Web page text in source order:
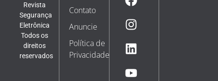
Revista
Segurança
Eletrônica
Todos os
direitos
reservados
Contato
Anuncie
Política de
Privacidade